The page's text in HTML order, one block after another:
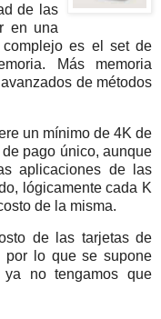
de las
en una
es el set de
Más memoria
de métodos
un mínimo de 4K de
pago único, aunque
aplicaciones de las
lógicamente cada K
de la misma.
de las tarjetas de
por lo que se supone
no tengamos que